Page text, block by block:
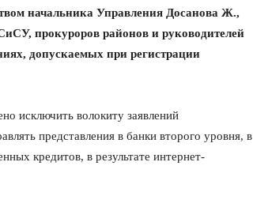
начальника Управления Досанова Ж.,
прокуроров районов и руководителей
допускаемых при регистрации
исключить волокиту заявлений
представления в банки второго уровня, в
кредитов, в результате интернет-